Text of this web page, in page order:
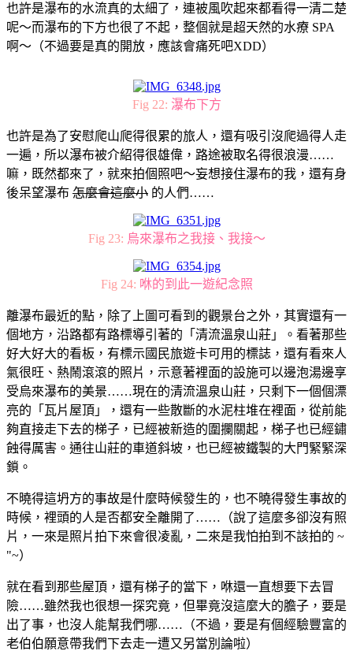
也許是瀑布的水流真的太細了，連被風吹起來都看得一清二楚
呢～而瀑布的下方也很了不起，整個就是超天然的水療 SPA
啊～（不過要是真的開放，應該會痛死吧XDD）
Fig 22: 瀑布下方
也許是為了安慰爬山爬得很累的旅人，還有吸引沒爬過得人走
一遍，所以瀑布被介紹得很雄偉，路途被取名得很浪漫……
嘛，既然都來了，就來拍個照吧～妄想接住瀑布的我，還有身
後呆望瀑布 怎麼會這麼小 的人們……
Fig 23: 烏來瀑布之我接、我接～
Fig 24: 咻的到此一遊紀念照
離瀑布最近的點，除了上圖可看到的觀景台之外，其實還有一
個地方，沿路都有路標導引著的「清流溫泉山莊」。看著那些
好大好大的看板，有標示國民旅遊卡可用的標誌，還有看來人
氣很旺、熱鬧滾滾的照片，示意著裡面的設施可以邊泡湯邊享
受烏來瀑布的美景……現在的清流溫泉山莊，只剩下一個個漂
亮的「瓦片屋頂」，還有一些散斷的水泥柱堆在裡面，從前能
夠直接走下去的梯子，已經被新造的圍攔關起，梯子也已經鏽
蝕得厲害。通往山莊的車道斜坡，也已經被鐵製的大門緊緊深
鎖。
不曉得這坍方的事故是什麼時候發生的，也不曉得發生事故的
時候，裡頭的人是否都安全離開了……（說了這麼多卻沒有照
片，一來是照片拍下來會很凌亂，二來是我怕拍到不該拍的 ~
"~）
就在看到那些屋頂，還有梯子的當下，咻還一直想要下去冒
險……雖然我也很想一探究竟，但畢竟沒這麼大的膽子，要是
出了事，也沒人能幫我們哪……（不過，要是有個經驗豐富的
老伯伯願意帶我們下去走一遭又另當別論啦）